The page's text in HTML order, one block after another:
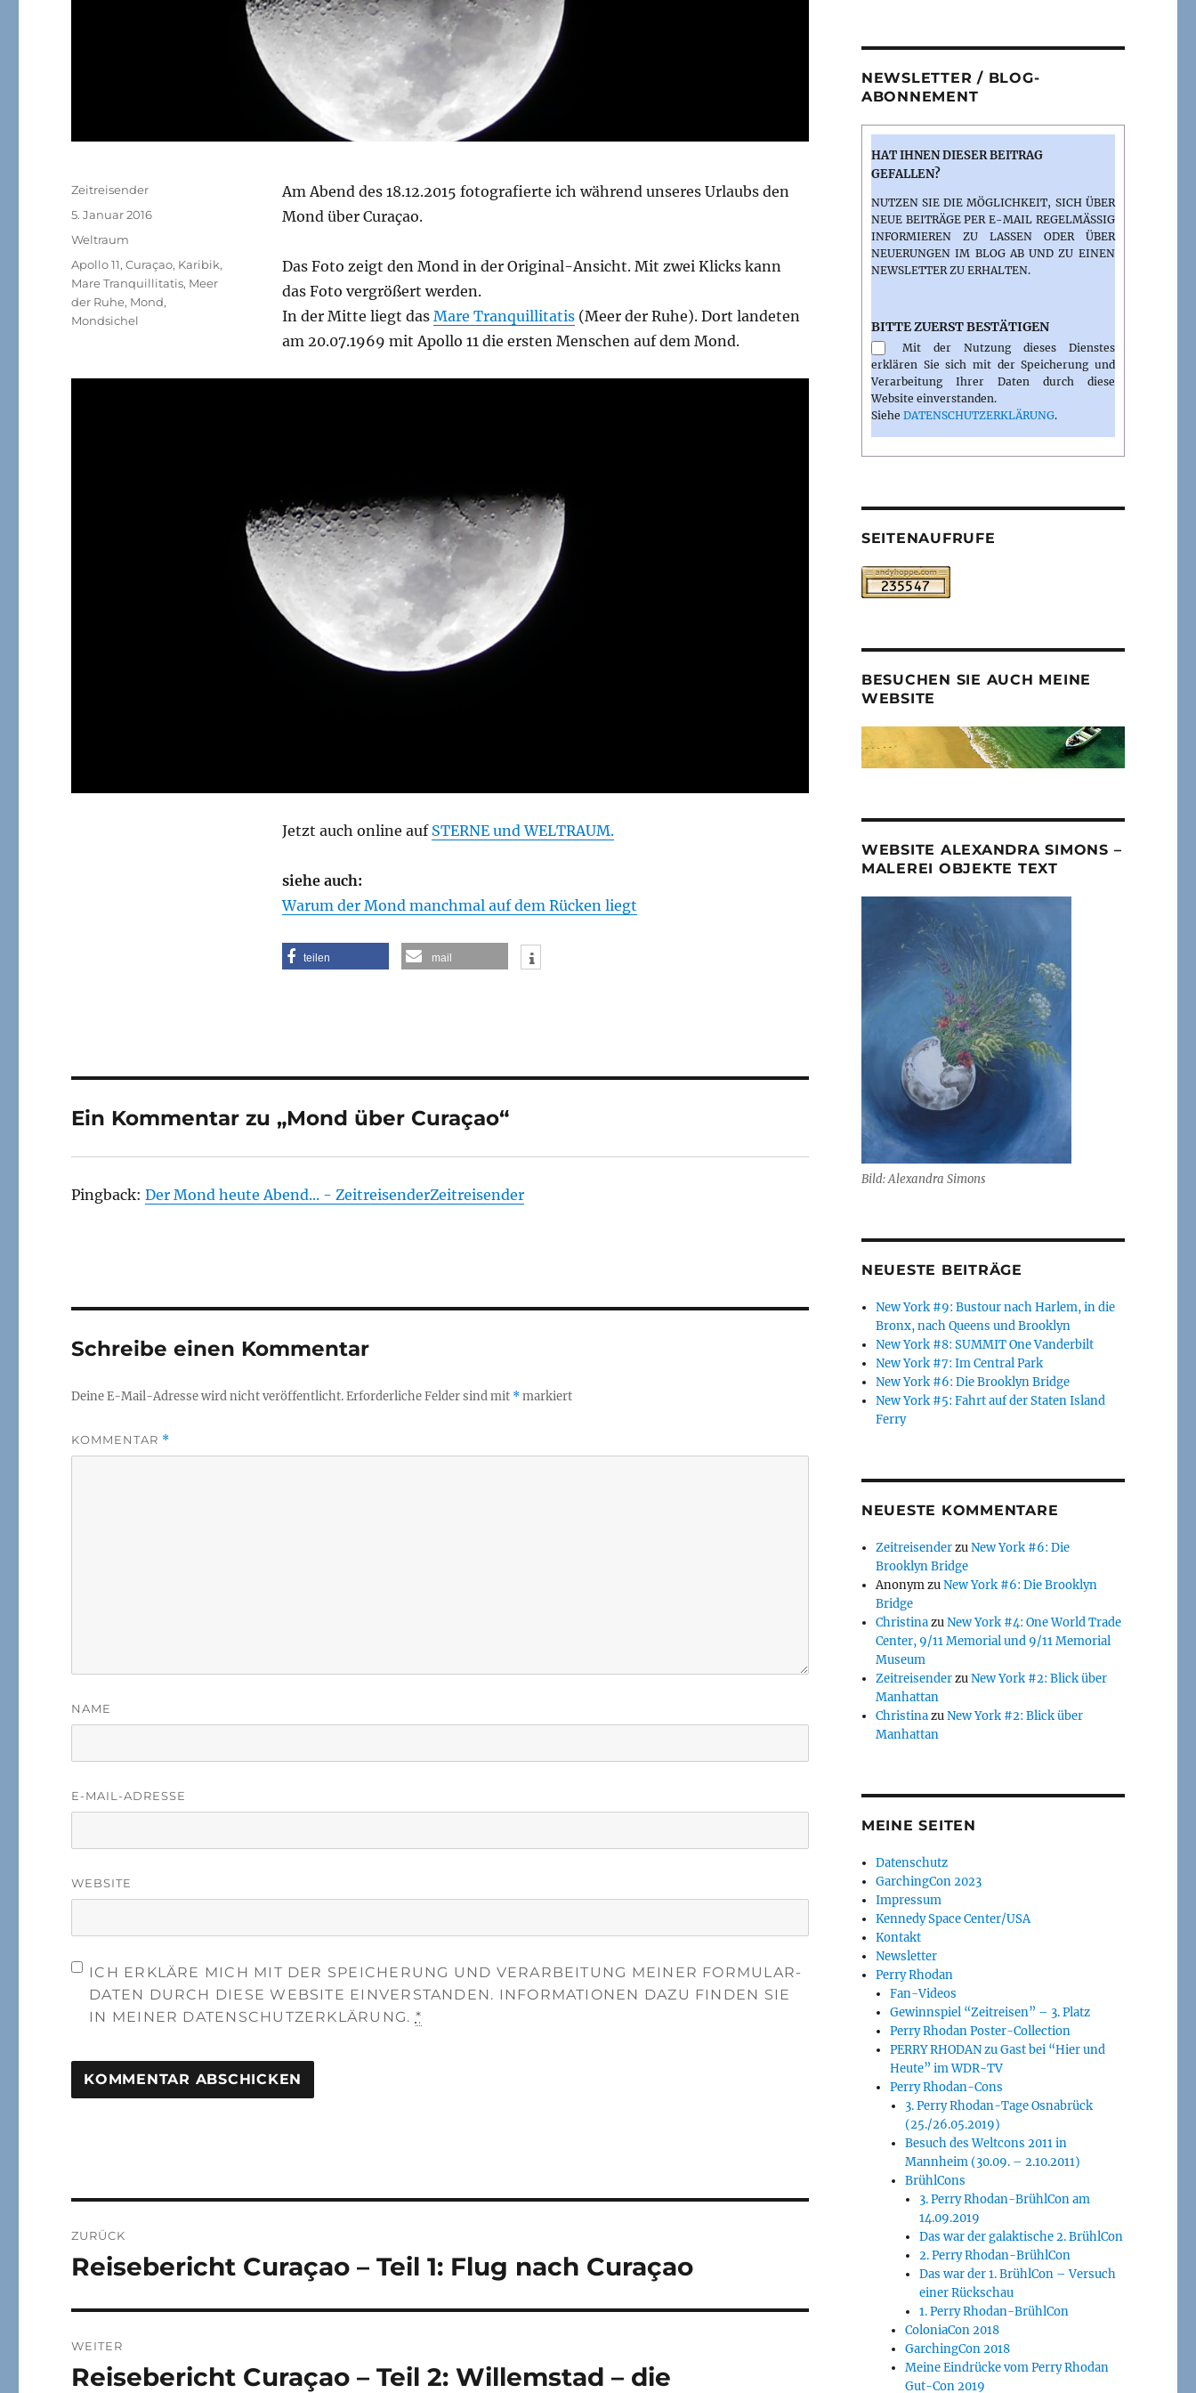
Am Abend des 18.12.2015 fotografierte ich während unseres Urlaubs den
Mond über Curaçao.
Das Foto zeigt den Mond in der Original-Ansicht. Mit zwei Klicks kann
das Foto vergrößert werden.
In der Mitte liegt das Mare Tranquillitatis(Meer der Ruhe). Dort landeten
am 20.07.1969 mit Apollo 11 die ersten Menschen auf dem Mond.
Jetzt auch online auf STERNE und WELTRAUM.
siehe auch:
Warum der Mond manchmal auf dem Rücken liegt
teilen mail
Autor
Zeitreisender
Veröffentlicht
5. Januar 2016
Kategorien
Weltraum
Schlagwörter
Apollo 11,Curaçao, Karibik,
Mare Tranquillitatis, Meer
der Ruhe, Mond,
Mondsichel
Ein Kommentar zu „Mond über Curaçao“
Pingback:Der Mond heute Abend... - ZeitreisenderZeitreisender
Schreibe einen Kommentar
Deine E-Mail-Adresse wird nicht veröffentlicht.Erforderliche Felder sind mit *markiert
KOMMENTAR *
NAME
E-MAIL-ADRESSE
WEBSITE
ICH ERKLÄRE MICH MIT DER SPEICHERUNG UND VERARBEITUNG MEINER FORMULAR-
DATEN DURCH DIESE WEBSITE EINVERSTANDEN. INFORMATIONEN DAZU FINDEN SIE
IN MEINER DATENSCHUTZERKLÄRUNG. *
ZURÜCK
Vorheriger
Reisebericht Curaçao – Teil 1: Flug nach Curaçao
WEITER
Nächster
Reisebericht Curaçao – Teil 2: Willemstad – die
NEWSLETTER / BLOG-
ABONNEMENT
HAT IHNEN DIESER BEITRAG
GEFALLEN?
NUTZEN SIE DIE MÖGLICHKEIT, SICH ÜBER
NEUE BEITRÄGE PER E-MAIL REGELMÄSSIG I
NFORMIEREN ZU LASSEN ODER ÜBER N
EUERUNGEN IM BLOG AB UND ZU EINEN N
EWSLETTER ZU ERHALTEN.
BITTE ZUERST BESTÄTIGEN
Mit der Nutzung dieses Dienstes
erklären Sie sich mit der Speicherung und
Verarbeitung Ihrer Daten durch diese
Website einverstanden.
Siehe DATENSCHUTZERKLÄRUNG.
SEITENAUFRUFE
BESUCHEN SIE AUCH MEINE
WEBSITE
WEBSITE ALEXANDRA SIMONS –
MALEREI OBJEKTE TEXT
Bild: Alexandra Simons
NEUESTE BEITRÄGE
New York #9: Bustour nach Harlem, in die
Bronx, nach Queens und Brooklyn
New York #8: SUMMIT One Vanderbilt
New York #7: Im Central Park
New York #6: Die Brooklyn Bridge
New York #5: Fahrt auf der Staten Island
Ferry
NEUESTE KOMMENTARE
ZeitreisenderzuNew York #6: Die
Brooklyn Bridge
AnonymzuNew York #6: Die Brooklyn
Bridge
ChristinazuNew York #4: One World Trade
Center, 9/11 Memorial und 9/11 Memorial
Museum
ZeitreisenderzuNew York #2: Blick über
Manhattan
ChristinazuNew York #2: Blick über
Manhattan
MEINE SEITEN
Datenschutz
GarchingCon 2023
Impressum
Kennedy Space Center/USA
Kontakt
Newsletter
Perry Rhodan
Fan-Videos
Gewinnspiel “Zeitreisen” – 3. Platz
Perry Rhodan Poster-Collection
PERRY RHODAN zu Gast bei “Hier und
Heute” im WDR-TV
Perry Rhodan-Cons
3. Perry Rhodan-Tage Osnabrück
(25./26.05.2019)
Besuch des Weltcons 2011 in
Mannheim (30.09. – 2.10.2011)
BrühlCons
3. Perry Rhodan-BrühlCon am
14.09.2019
Das war der galaktische 2. BrühlCon
2. Perry Rhodan-BrühlCon
Das war der 1. BrühlCon – Versuch
einer Rückschau
1. Perry Rhodan-BrühlCon
ColoniaCon 2018
GarchingCon 2018
Meine Eindrücke vom Perry Rhodan
Gut-Con 2019